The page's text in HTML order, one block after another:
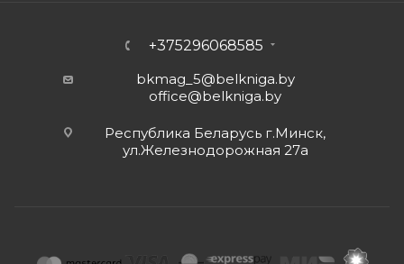
+375296068585
bkmag_5@belkniga.by
office@belkniga.by
Республика Беларусь г.Минск,
ул.Железнодорожная 27а